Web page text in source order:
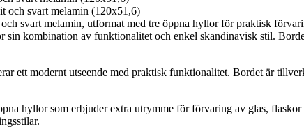
svart melamin, utformat med tre öppna hyllor för praktisk
kombination av funktionalitet och enkel skandinavisk stil.
ett modernt utseende med praktisk funktionalitet. Bordet är
hyllor som erbjuder extra utrymme för förvaring av glas,